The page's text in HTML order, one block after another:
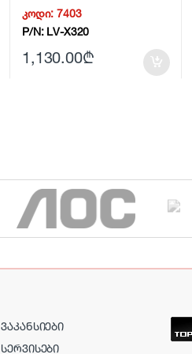
0910C003AA NG2
კოდი:7403
P/N: LV-X320
1,130.00₾
ᲕᲐᲙᲐᲜᲡᲘᲔᲑᲘ
ᲡᲔᲠᲕᲘᲡᲔᲑᲘ